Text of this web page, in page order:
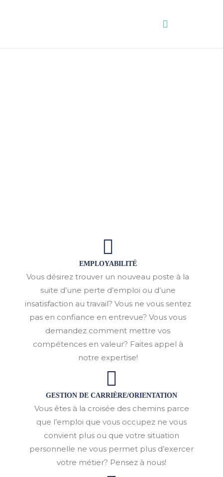
EMPLOYABILITÉ
Vous désirez trouver un nouveau poste à la
suite d’une perte d’emploi ou d’une
insatisfaction au travail? Vous ne vous sentez
pas en confiance en entrevue? Vous vous
demandez comment mettre vos
compétences en valeur? Faites appel à
notre expertise!
GESTION DE CARRIÈRE/ORIENTATION
Vous êtes à la croisée des chemins parce
que l’emploi que vous occupez ne vous
convient plus ou que votre situation
personnelle ne vous permet plus d’exercer
votre métier? Pensez à nous!